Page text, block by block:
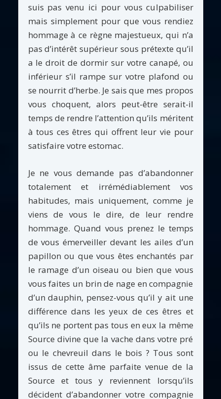
suis pas venu ici pour vous culpabiliser
mais simplement pour que vous rendiez
hommage à ce règne majestueux, qui n’a
pas d’intérêt supérieur sous prétexte qu’il
a le droit de dormir sur votre canapé, ou
inférieur s’il rampe sur votre plafond ou
se nourrit d’herbe. Je sais que mes propos
vous choquent, alors peut-être serait-il
temps de rendre l’attention qu’ils méritent
à tous ces êtres qui offrent leur vie pour
satisfaire votre estomac.
Je ne vous demande pas d’abandonner
totalement et irrémédiablement vos
habitudes, mais uniquement, comme je
viens de vous le dire, de leur rendre
hommage. Quand vous prenez le temps
de vous émerveiller devant les ailes d’un
papillon ou que vous êtes enchantés par
le ramage d’un oiseau ou bien que vous
vous faites un brin de nage en compagnie
d’un dauphin, pensez-vous qu’il y ait une
différence dans les yeux de ces êtres et
qu’ils ne portent pas tous en eux la même
Source divine que la vache dans votre pré
ou le chevreuil dans le bois ? Tous sont
issus de cette âme parfaite venue de la
Source et tous y reviennent lorsqu’ils
décident d’abandonner votre compagnie